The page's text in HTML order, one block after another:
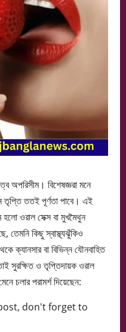
অপরিসীম। বিশেষজ্ঞরা মনে
ততই পূর্ণতা পাবে। এই
ওরাল সেক্স বা মুখমৈথুন
কিছু স্বাস্থ্যঝুঁকিও
ক্যানসার বা বিভিন্ন যৌনবাহিত
সুরক্ষিত ও তৃপ্তিদায়ক ওরাল
চলার পরামর্শ দিয়েছেন:
don't forget to